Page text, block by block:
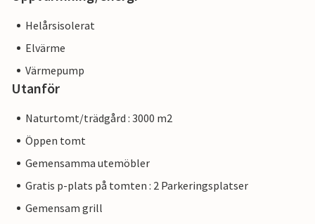
Helårsisolerat
Elvärme
Värmepump
Utanför
Naturtomt/trädgård : 3000 m2
Öppen tomt
Gemensamma utemöbler
Gratis p-plats på tomten : 2 Parkeringsplatser
Gemensam grill